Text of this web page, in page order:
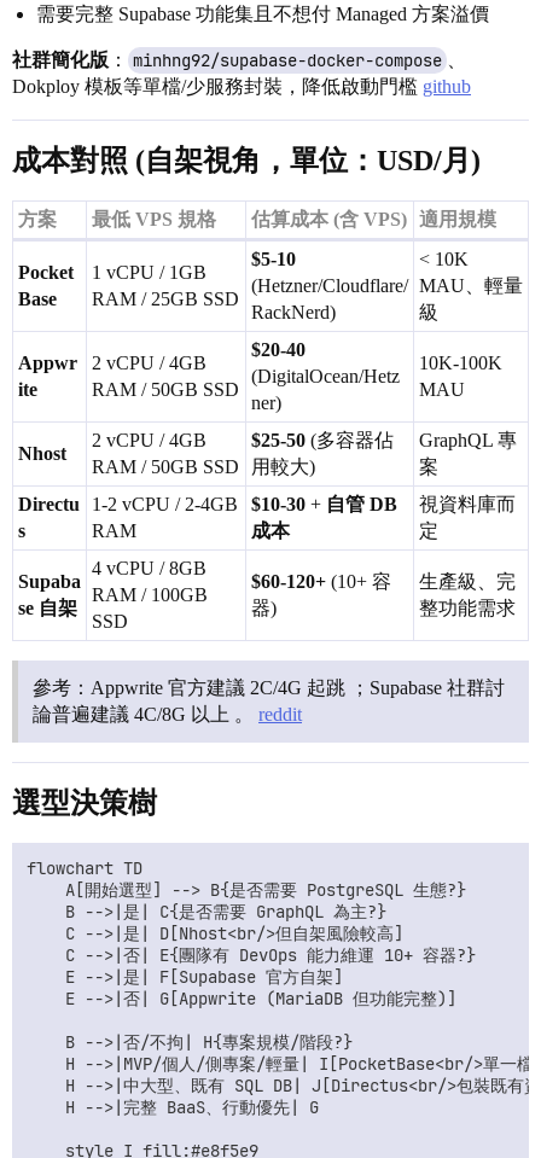
需要完整 Supabase 功能集且不想付 Managed 方案溢價
社群簡化版 ： minhng92/supabase-docker-compose
Dokploy 模板等單檔/少服務封裝，降低啟動門檻 github
成本對照 (自架視角，單位：USD/月)
方案 最低 VPS 規格 估算成本 (含 VPS) 適用規模
Pocket
Base
1 vCPU / 1GB
RAM / 25GB SSD
$5-10
(Hetzner/Cloudflare/
RackNerd)
< 10K
MAU、輕量
級
Appwr
ite
2 vCPU / 4GB
RAM / 50GB SSD
$20-40
(DigitalOcean/Hetz
ner)
10K-100K
MAU
Nhost
2 vCPU / 4GB
RAM / 50GB SSD
$25-50 (多容器佔
用較大)
GraphQL 專
案
Directu
s
1-2 vCPU / 2-4GB
RAM
$10-30 + 自管 DB
成本
視資料庫而
定
Supaba
se 自架
4 vCPU / 8GB
RAM / 100GB
SSD
$60-120+ (10+ 容
器)
生產級、完
整功能需求
參考：Appwrite 官方建議 2C/4G 起跳 ；Supabase 社群討
論普遍建議 4C/8G 以上 。 reddit
選型決策樹
flowchart TD
    A[開始選型] --> B{是否需要 PostgreSQL 生態?}
    B -->|是| C{是否需要 GraphQL 為主?}
    C -->|是| D[Nhost<br/>但自架風險較高]
    C -->|否| E{團隊有 DevOps 能力維運 10+ 容器?}
    E -->|是| F[Supabase 官方自架]
    E -->|否| G[Appwrite (MariaDB 但功能完整)]
    B -->|否/不拘| H{專案規模/階段?}
H -->|MVP/個人/側專案/輕量| I[PocketBase<br/>單一檔
H -->|中大型、既有 SQL DB| J[Directus<br/>包裝既有
    H -->|完整 BaaS、行動優先| G
    style I fill:#e8f5e9